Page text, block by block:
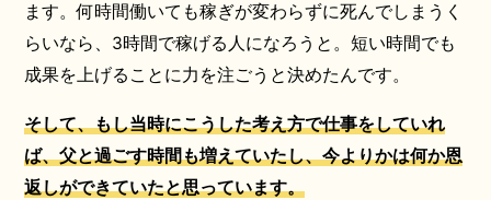
ます。何時間働いても稼ぎが変わらずに死んでしまうく
らいなら、3時間で稼げる人になろうと。短い時間でも
成果を上げることに力を注ごうと決めたんです。
そして、もし当時にこうした考え方で仕事をしていれ
ば、父と過ごす時間も増えていたし、今よりかは何か恩
返しができていたと思っています。